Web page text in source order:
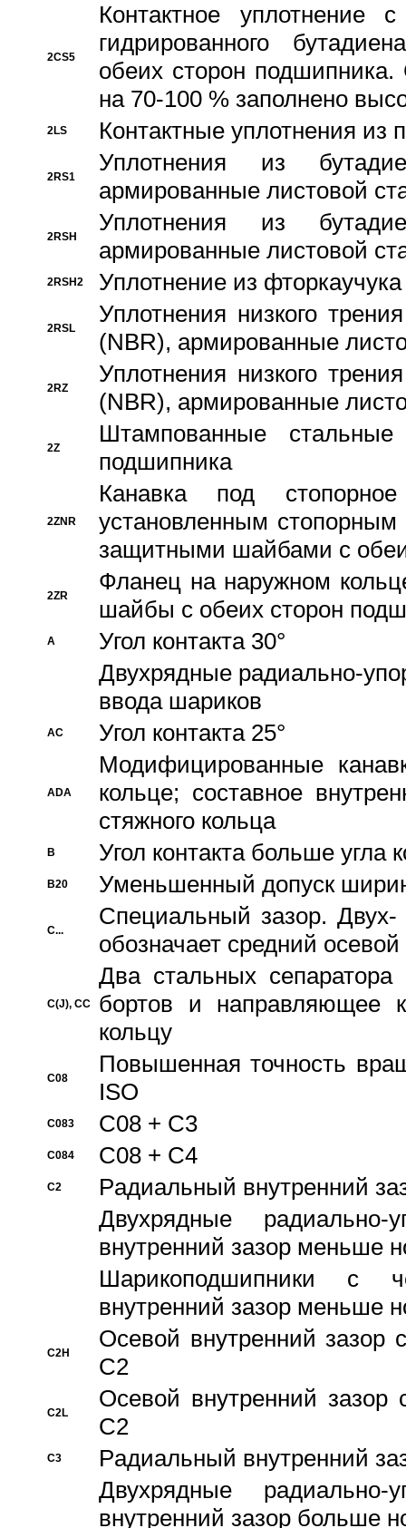
2CS5
Контактное уплотнение
гидрированного
обеих сторон
на 70-100 % заполнено
2LS Контактные уплотнения из
2RS1
Уплотнения из
армированные листовой
2RSH
Уплотнения из
армированные листовой
2RSH2 Уплотнение из
2RSL
Уплотнения низкого
(NBR), армированные
2RZ
Уплотнения низкого
(NBR), армированные
2Z
Штампованные
подшипника
2ZNR
Канавка под
установленным
защитными шайбами с
2ZR
Фланец на наружном
шайбы с обеих сторон
A
Угол контакта 30°
Двухрядные радиально-
ввода шариков
AC Угол контакта 25°
ADA
Модифицированные
кольце; составное
стяжного кольца
B Угол контакта больше угла
B20 Уменьшенный допуск
C...
Специальный зазор.
обозначает средний
C(J), CC
Два стальных сепаратора
бортов и направляющее
кольцу
C08
Повышенная точность
ISO
C083 C08 + C3
C084 C08 + C4
C2
Pадиальный внутренний
Двухрядные радиально-
внутренний зазор меньше
Шарикоподшипники с
внутренний зазор меньше
C2H
Осевой внутренний зазор
C2
C2L
Осевой внутренний зазор
C2
C3
Pадиальный внутренний
Двухрядные радиально-
внутренний зазор больше